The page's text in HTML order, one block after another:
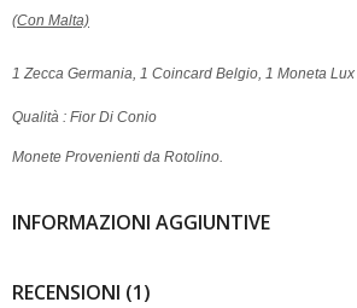
(Con Malta)
1 Zecca Germania, 1 Coincard Belgio, 1 Moneta
Qualità : Fior Di Conio
Monete Provenienti da Rotolino.
INFORMAZIONI AGGIUNTIVE
RECENSIONI (1)